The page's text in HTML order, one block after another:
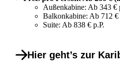
Außenkabine: Ab 343 €
Balkonkabine: Ab 712 €
Suite: Ab 838 € p.P.
Hier geht’s zur